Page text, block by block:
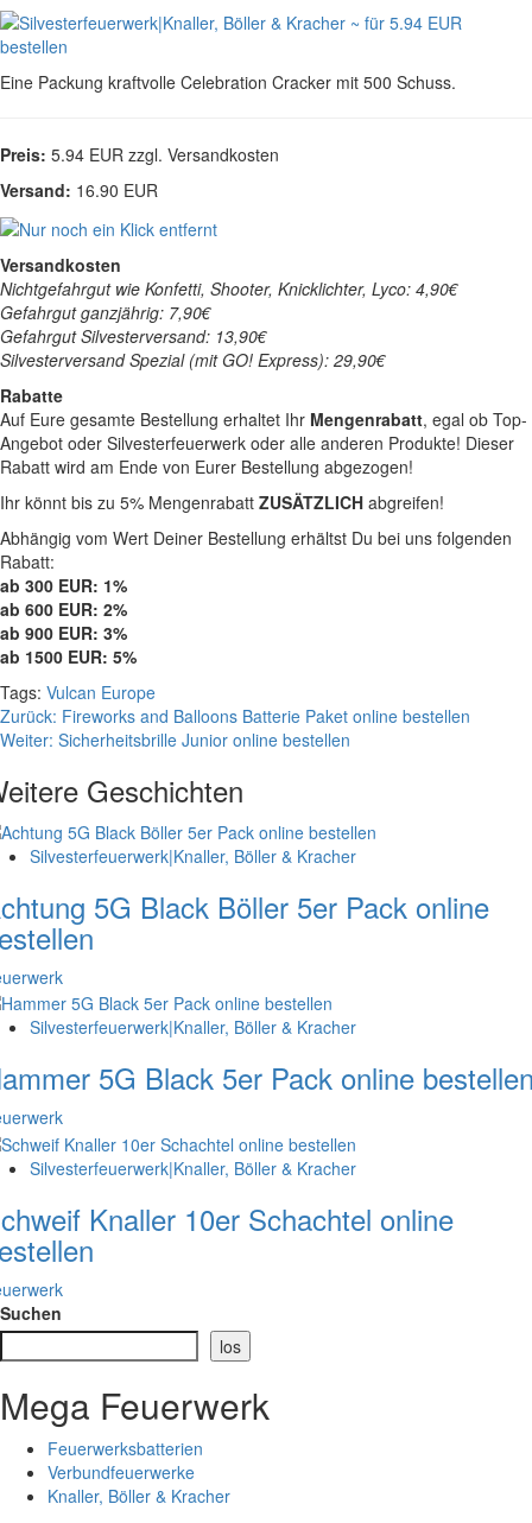
Eine Packung kraftvolle Celebration Cracker mit 500 Schuss.
Preis: 5.94 EUR zzgl. Versandkosten
Versand: 16.90 EUR
Versandkosten
Nichtgefahrgut wie Konfetti, Shooter, Knicklichter, Lyco: 4,90€
Gefahrgut ganzjährig: 7,90€
Gefahrgut Silvesterversand: 13,90€
Silvesterversand Spezial (mit GO! Express): 29,90€
Rabatte
Auf Eure gesamte Bestellung erhaltet Ihr Mengenrabatt, egal ob Top-
Angebot oder Silvesterfeuerwerk oder alle anderen Produkte! Dieser
Rabatt wird am Ende von Eurer Bestellung abgezogen!
Ihr könnt bis zu 5% Mengenrabatt ZUSÄTZLICH abgreifen!
Abhängig vom Wert Deiner Bestellung erhältst Du bei uns folgenden
Rabatt:
ab 300 EUR: 1%
ab 600 EUR: 2%
ab 900 EUR: 3%
ab 1500 EUR: 5%
Tags: Vulcan Europe
Beitragsnavigation
Zurück: Fireworks and Balloons Batterie Paket online bestellen
Weiter: Sicherheitsbrille Junior online bestellen
Geschichten
Silvesterfeuerwerk|Knaller, Böller & Kracher
5G Black Böller 5er Pack online
Silvesterfeuerwerk|Knaller, Böller & Kracher
5G Black 5er Pack online
Silvesterfeuerwerk|Knaller, Böller & Kracher
Knaller 10er Schachtel online
Suchen
los
Mega Feuerwerk
Feuerwerksbatterien
Verbundfeuerwerke
Knaller, Böller & Kracher